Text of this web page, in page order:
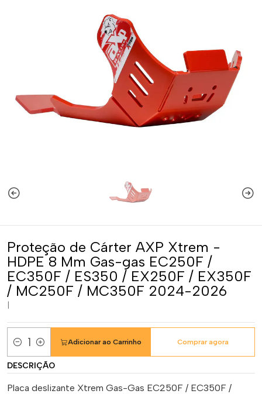
Proteção de Cárter AXP Xtrem -
HDPE 8 Mm Gas-gas EC250F /
EC350F / ES350 / EX250F / EX350F
/ MC250F / MC350F 2024-2026
Quantidade
Adicionar ao Carrinho Comprar agora
DESCRIÇÃO
Placa deslizante Xtrem Gas-Gas EC250F / EC350F /